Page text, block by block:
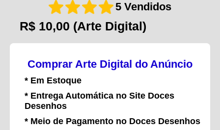
5 Vendidos
R$ 10,00 (Arte Digital)
Comprar Arte Digital do Anúncio
* Em Estoque
* Entrega Automática no Site Doces
Desenhos
* Meio de Pagamento no Doces Desenhos